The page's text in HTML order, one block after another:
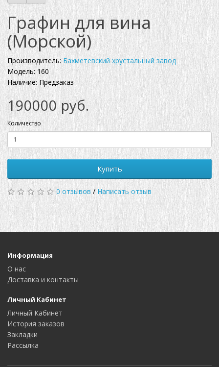
Графин для вина
(Морской)
Производитель:Бахметевский хрустальный завод
Модель: 160
Наличие: Предзаказ
190000 руб.
Количество
Купить
0 отзывов / Написать отзыв
Информация
О нас
Доставка и контакты
Личный Кабинет
Личный Кабинет
История заказов
Закладки
Рассылка